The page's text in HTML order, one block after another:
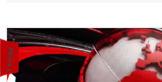
پ
ر
و
ن
د
ه
1